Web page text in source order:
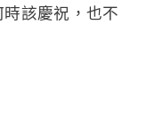
該慶祝，也不